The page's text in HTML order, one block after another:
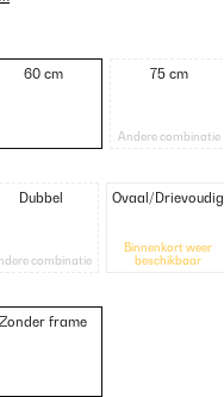
60 cm 75 cm
Andere combinatie
Dubbel
combinatie
Ovaal/Drievoudig
Binnenkort weer
beschikbaar
Zonder frame